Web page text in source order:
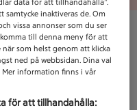
data för att tillhandahålla”.
samtycke inaktiveras de. Om
vissa annonser som du ser
till denna meny för att
som helst genom att klicka
ned på webbsidan. Dina val
Mer information finns i vår
för att tillhandahålla: